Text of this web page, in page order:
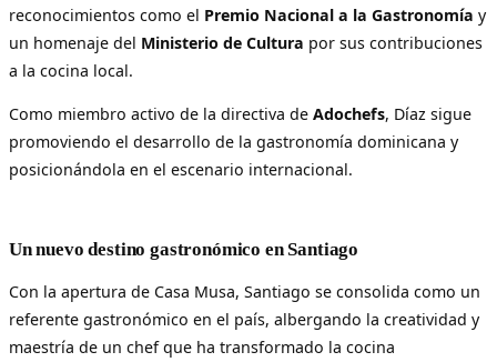
reconocimientos como el Premio Nacional a la Gastronomía y
un homenaje del Ministerio de Cultura por sus contribuciones
a la cocina local.
Como miembro activo de la directiva de Adochefs, Díaz sigue
promoviendo el desarrollo de la gastronomía dominicana y
posicionándola en el escenario internacional.
Un nuevo destino gastronómico en Santiago
Con la apertura de Casa Musa, Santiago se consolida como un
referente gastronómico en el país, albergando la creatividad y
maestría de un chef que ha transformado la cocina